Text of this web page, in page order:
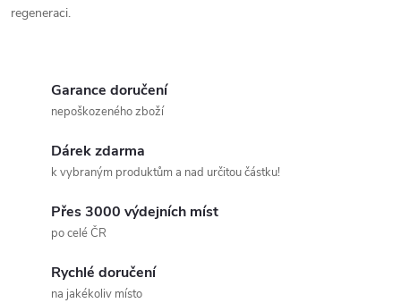
regeneraci.
Garance doručení
nepoškozeného zboží
Dárek zdarma
k vybraným produktům a nad určitou částku!
Přes 3000 výdejních míst
po celé ČR
Rychlé doručení
na jakékoliv místo